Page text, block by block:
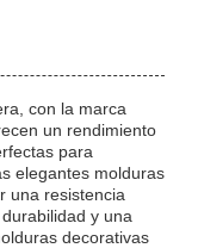
con la marca
un rendimiento
para
elegantes molduras
una resistencia
y una
decorativas